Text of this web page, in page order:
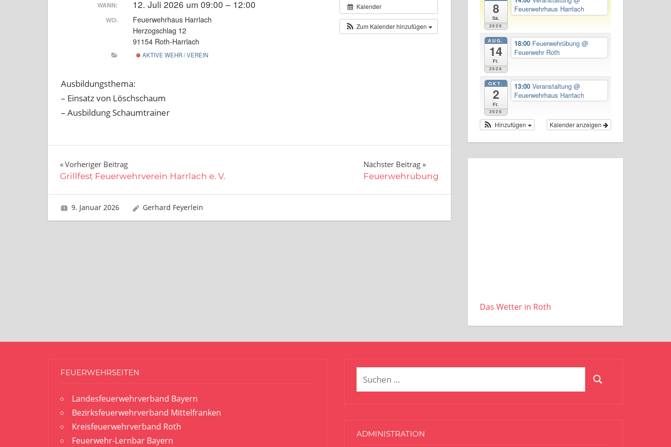
Kalender
Zum Kalender hinzufügen
WANN: 12. Juli 2026 um 09:00 – 12:00
WO:
Feuerwehrhaus Harrlach
Herzogschlag 12
91154 Roth-Harrlach
AKTIVE WEHR / VEREIN
Ausbildungsthema:
– Einsatz von Löschschaum
– Ausbildung Schaumtrainer
Beitragsnavigation
Vorheriger Beitrag
Grillfest Feuerwehrverein Harrlach e. V.
Nächster Beitrag
Feuerwehrübung
9. Januar 2026 Gerhard Feyerlein
8
Sa.
2026
Feuerwehrhaus Harrlach
AUG.
14
Fr.
2026
18:00 Feuerwehrübung @
Feuerwehr Roth
OKT.
2
Fr.
2026
13:00 Veranstaltung @
Feuerwehrhaus Harrlach
Kalender anzeigen
Hinzufügen
Das Wetter in Roth
FEUERWEHRSEITEN
Landesfeuerwehrverband Bayern
Bezirksfeuerwehrverband Mittelfranken
Kreisfeuerwehrverband Roth
Feuerwehr-Lernbar Bayern
Suchen
Suchen
ADMINISTRATION